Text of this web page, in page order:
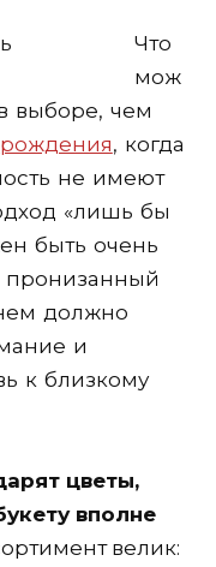
Что
мож
выборе, чем
, когда
не имеют
«лишь бы
быть очень
пронизанный
должно
и
к близкому
цветы,
вполне
велик: